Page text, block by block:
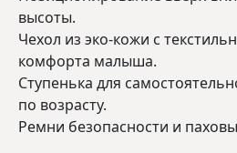
высоты.
Чехол из эко-кожи с
комфорта малыша.
Ступенька для
по возрасту.
Ремни безопасности и